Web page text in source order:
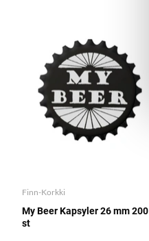
Finn-Korkki
My Beer Kapsyler 26 mm 200
st